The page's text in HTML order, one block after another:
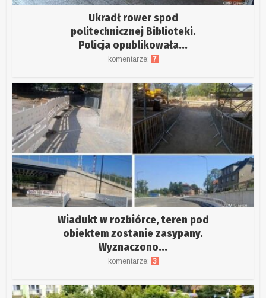
Ukradł rower spod
politechnicznej Biblioteki.
Policja opublikowała...
komentarze: 7
Wiadukt w rozbiórce, teren pod
obiektem zostanie zasypany.
Wyznaczono...
komentarze: 3